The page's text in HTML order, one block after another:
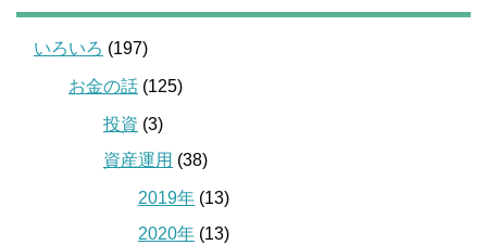
いろいろ (197)
お金の話 (125)
投資 (3)
資産運用 (38)
2019年 (13)
2020年 (13)